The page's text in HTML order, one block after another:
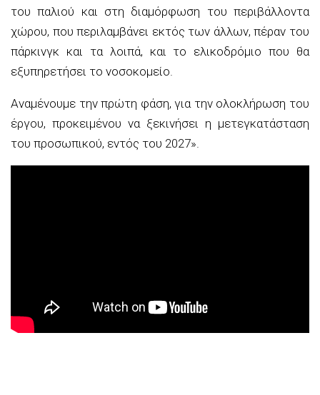
του παλιού και στη διαμόρφωση του περιβάλλοντα
χώρου, που περιλαμβάνει εκτός των άλλων, πέραν του
πάρκινγκ και τα λοιπά, και το ελικοδρόμιο που θα
εξυπηρετήσει το νοσοκομείο.
Αναμένουμε την πρώτη φάση, για την ολοκλήρωση του
έργου, προκειμένου να ξεκινήσει η μετεγκατάσταση
του προσωπικού, εντός του 2027».